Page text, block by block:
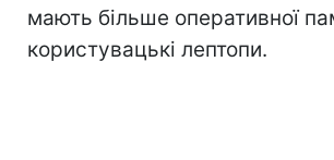
мають більше оперативної
користувацькі лептопи.